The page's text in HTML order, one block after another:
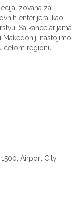
za
enterijera, kao i
Sa kancelarijama
Makedoniji nastojimo
celom regionu.
Airport City,